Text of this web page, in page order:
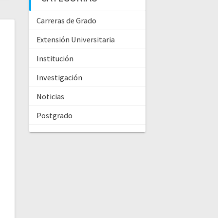
Carreras de Grado
Extensión Universitaria
Institución
Investigación
Noticias
Postgrado